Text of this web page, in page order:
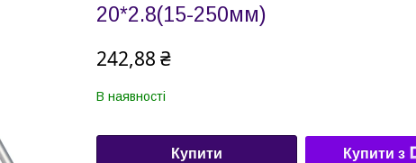
20*2.8(15-250мм)
242,88 ₴
В наявності
Купити Купити з